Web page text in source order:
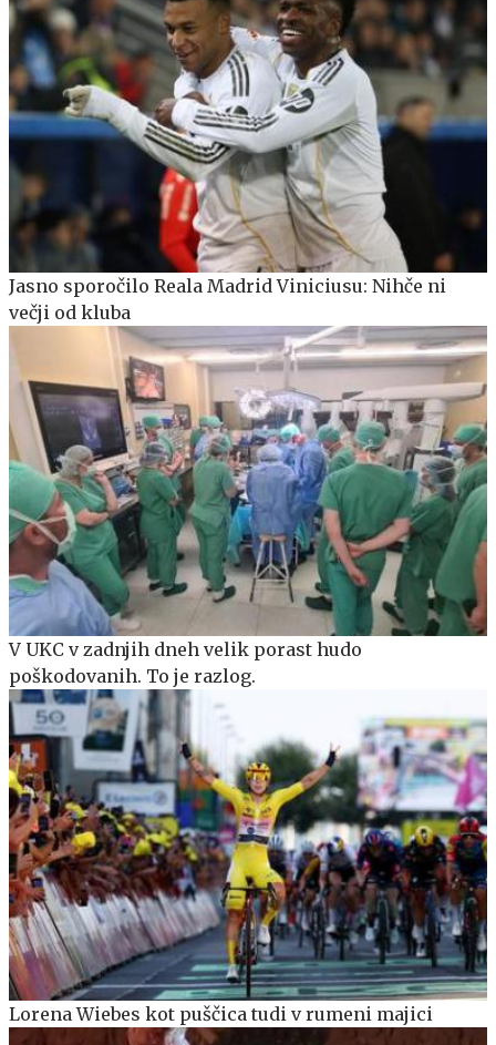
Jasno sporočilo Reala Madrid Viniciusu: Nihče ni
večji od kluba
V UKC v zadnjih dneh velik porast hudo
poškodovanih. To je razlog.
Lorena Wiebes kot puščica tudi v rumeni majici